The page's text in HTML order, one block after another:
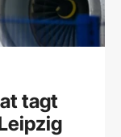
tagt